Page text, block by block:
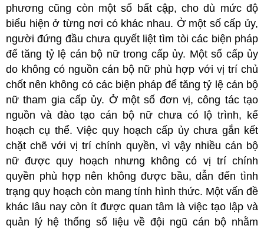
phương cũng còn một số bất cập, cho dù mức độ
biểu hiện ở từng nơi có khác nhau. Ở một số cấp ủy,
người đứng đầu chưa quyết liệt tìm tòi các biện pháp
để tăng tỷ lệ cán bộ nữ trong cấp ủy. Một số cấp ủy
do không có nguồn cán bộ nữ phù hợp với vị trí chủ
chốt nên không có các biện pháp để tăng tỷ lệ cán bộ
nữ tham gia cấp ủy. Ở một số đơn vị, công tác tạo
nguồn và đào tạo cán bộ nữ chưa có lộ trình, kế
hoạch cụ thể. Việc quy hoạch cấp ủy chưa gắn kết
chặt chẽ với vị trí chính quyền, vì vậy nhiều cán bộ
nữ được quy hoạch nhưng không có vị trí chính
quyền phù hợp nên không được bầu, dẫn đến tình
trạng quy hoạch còn mang tính hình thức. Một vấn đề
khác lâu nay còn ít được quan tâm là việc tạo lập và
quản lý hệ thống số liệu về đội ngũ cán bộ nhằm